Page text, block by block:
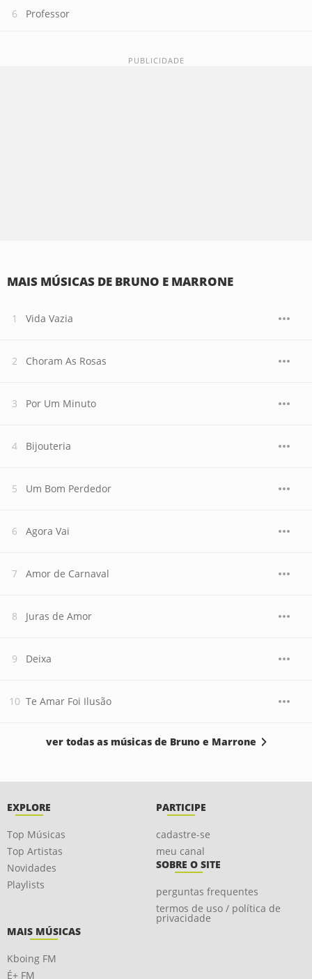
Professor
MAIS MÚSICAS DE BRUNO E MARRONE
Vida Vazia
Choram As Rosas
Por Um Minuto
Bijouteria
Um Bom Perdedor
Agora Vai
Amor de Carnaval
Juras de Amor
Deixa
Te Amar Foi Ilusão
ver todas as músicas de Bruno e Marrone
EXPLORE
Top Músicas
Top Artistas
Novidades
Playlists
PARTICIPE
cadastre-se
meu canal
SOBRE O SITE
perguntas frequentes
termos de uso / política de
privacidade
MAIS MÚSICAS
Kboing FM
É+ FM